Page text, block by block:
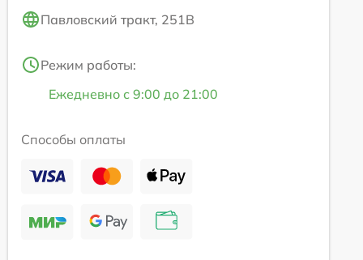
Павловский тракт, 251В
Режим работы:
Ежедневно с 9:00 до 21:00
Способы оплаты